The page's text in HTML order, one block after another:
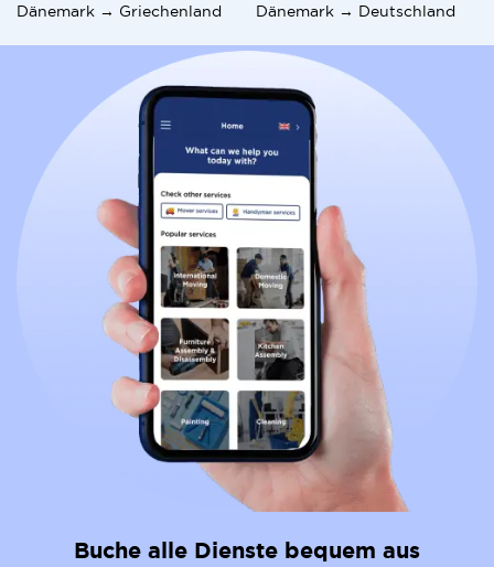
Dänemark → Griechenland Dänemark → Deutschland
Buche alle Dienste bequem aus